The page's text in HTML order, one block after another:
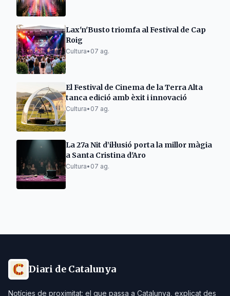
Lax'n'Busto triomfa al Festival de Cap
Roig
Cultura• 07 ag.
El Festival de Cinema de la Terra Alta
tanca edició amb èxit i innovació
Cultura• 07 ag.
La 27a Nit d’il·lusió porta la millor màgia
a Santa Cristina d'Aro
Cultura• 07 ag.
Diari de Catalunya
Notícies de proximitat: el que passa a Catalunya, explicat des